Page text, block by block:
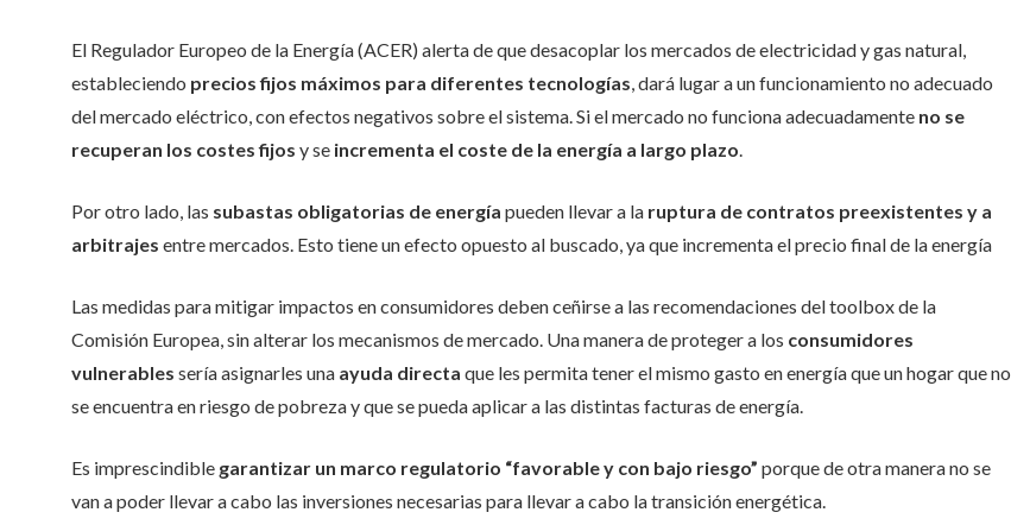
El Regulador Europeo de la Energía (ACER) alerta de que desacoplar los mercados de electricidad y gas natural,
estableciendo precios fijos máximos para diferentes tecnologías, dará lugar a un funcionamiento no adecuado
del mercado eléctrico, con efectos negativos sobre el sistema. Si el mercado no funciona adecuadamente no se
recuperan los costes fijos y se incrementa el coste de la energía a largo plazo.
Por otro lado, las subastas obligatorias de energía pueden llevar a la ruptura de contratos preexistentes y a
arbitrajes entre mercados. Esto tiene un efecto opuesto al buscado, ya que incrementa el precio final de la energía
Las medidas para mitigar impactos en consumidores deben ceñirse a las recomendaciones del toolbox de la
Comisión Europea, sin alterar los mecanismos de mercado. Una manera de proteger a los consumidores
vulnerables sería asignarles una ayuda directa que les permita tener el mismo gasto en energía que un hogar que no
se encuentra en riesgo de pobreza y que se pueda aplicar a las distintas facturas de energía.
Es imprescindible garantizar un marco regulatorio “favorable y con bajo riesgo” porque de otra manera no se
van a poder llevar a cabo las inversiones necesarias para llevar a cabo la transición energética.